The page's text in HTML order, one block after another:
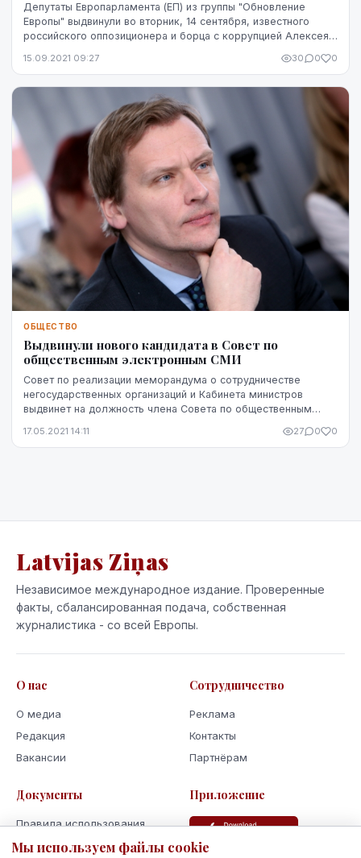
Депутаты Европарламента (ЕП) из группы "Обновление
Европы" выдвинули во вторник, 14 сентября, известного
российского оппозиционера и борца с коррупцией Алексея
15.09.2021 09:27 30 0 0
ОБЩЕСТВО
Выдвинули нового кандидата в Совет по
общественным электронным СМИ
Совет по реализации меморандума о сотрудничестве
негосударственных организаций и Кабинета министров
выдвинет на должность члена Совета по общественным
17.05.2021 14:11 27 0 0
Latvijas Ziņas
Независимое международное издание. Проверенные
факты, сбалансированная подача, собственная
журналистика - со всей Европы.
О нас
О медиа
Редакция
Вакансии
Сотрудничество
Реклама
Контакты
Партнёрам
Документы
Правила использования
Политика
Приложение
Мы используем файлы cookie